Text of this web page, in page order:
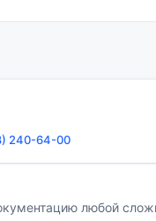
240-64-00
любой